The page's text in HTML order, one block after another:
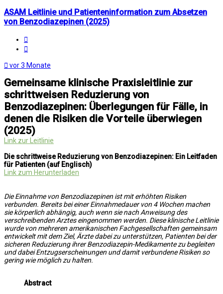
ASAM Leitlinie und Patienteninformation zum Absetzen
von Benzodiazepinen (2025)
vor 3 Monate
Gemeinsame klinische Praxisleitlinie zur
schrittweisen Reduzierung von
Benzodiazepinen: Überlegungen für Fälle, in
denen die Risiken die Vorteile überwiegen
(2025)
Link zur Leitlinie
Die schrittweise Reduzierung von Benzodiazepinen: Ein Leitfaden
für Patienten (auf Englisch)
Link zum Herunterladen
Die Einnahme von Benzodiazepinen ist mit erhöhten Risiken
verbunden. Bereits bei einer Einnahmedauer von 4 Wochen machen
sie körperlich abhängig, auch wenn sie nach Anweisung des
verschreibenden Arztes eingenommen werden. Diese klinische Leitlinie
wurde von mehreren amerikanischen Fachgesellschaften gemeinsam
entwickelt mit dem Ziel, Ärzte dabei zu unterstützen, Patienten bei der
sicheren Reduzierung ihrer Benzodiazepin-Medikamente zu begleiten
und dabei Entzugserscheinungen und damit verbundene Risiken so
gering wie möglich zu halten.
Abstract